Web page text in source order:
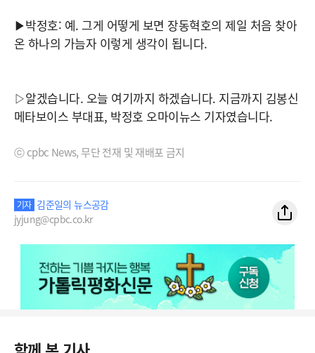
▶박정호: 예. 그게 어떻게 보면 장동혁호의 제일 처음 찾아
온 하나의 가늠자 이렇게 생각이 됩니다.
▷알겠습니다. 오늘 여기까지 하겠습니다. 지금까지 김봉신
메타보이스 부대표, 박정호 오마이뉴스 기자였습니다.
ⓒ cpbc News, 무단 전재 및 재배포 금지
기자 김준일의 뉴스공감
jyjung@cpbc.co.kr